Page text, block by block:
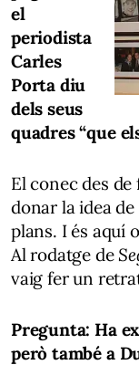
el
periodista
Carles
Porta diu
dels seus
quadres “que
El conec des de
donar la idea
plans. I és aquí
Al rodatge de
vaig fer un
Pregunta: Ha
però també a